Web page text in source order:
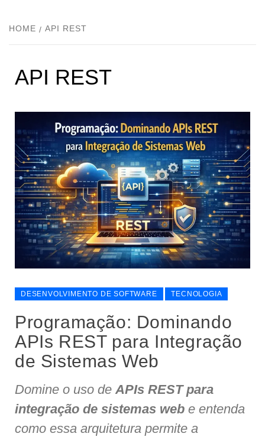
HOME API REST
API REST
DESENVOLVIMENTO DE SOFTWARE TECNOLOGIA
Programação: Dominando
APIs REST para Integração
de Sistemas Web
Domine o uso deAPIs REST para
integração de sistemas web e entenda
como essa arquitetura permite a